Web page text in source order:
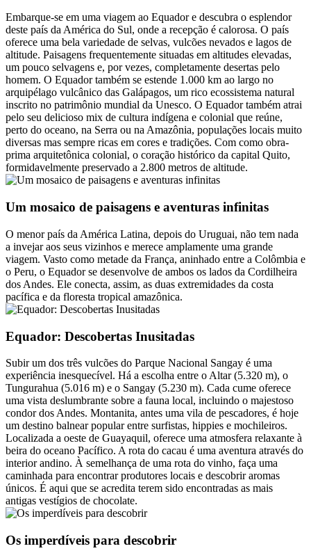
Embarque-se em uma viagem ao Equador e descubra o esplendor
deste país da América do Sul, onde a recepção é calorosa. O país
oferece uma bela variedade de selvas, vulcões nevados e lagos de
altitude. Paisagens frequentemente situadas em altitudes elevadas,
um pouco selvagens e, por vezes, completamente desertas pelo
homem. O Equador também se estende 1.000 km ao largo no
arquipélago vulcânico das Galápagos, um rico ecossistema natural
inscrito no patrimônio mundial da Unesco. O Equador também atrai
pelo seu delicioso mix de cultura indígena e colonial que reúne,
perto do oceano, na Serra ou na Amazônia, populações locais muito
diversas mas sempre ricas em cores e tradições. Com como obra-
prima arquitetônica colonial, o coração histórico da capital Quito,
formidavelmente preservado a 2.800 metros de altitude.
Um mosaico de paisagens e aventuras infinitas
O menor país da América Latina, depois do Uruguai, não tem nada
a invejar aos seus vizinhos e merece amplamente uma grande
viagem. Vasto como metade da França, aninhado entre a Colômbia e
o Peru, o Equador se desenvolve de ambos os lados da Cordilheira
dos Andes. Ele conecta, assim, as duas extremidades da costa
pacífica e da floresta tropical amazônica.
Equador: Descobertas Inusitadas
Subir um dos três vulcões do Parque Nacional Sangay é uma
experiência inesquecível. Há a escolha entre o Altar (5.320 m), o
Tungurahua (5.016 m) e o Sangay (5.230 m). Cada cume oferece
uma vista deslumbrante sobre a fauna local, incluindo o majestoso
condor dos Andes. Montanita, antes uma vila de pescadores, é hoje
um destino balnear popular entre surfistas, hippies e mochileiros.
Localizada a oeste de Guayaquil, oferece uma atmosfera relaxante à
beira do oceano Pacífico. A rota do cacau é uma aventura através do
interior andino. À semelhança de uma rota do vinho, faça uma
caminhada para encontrar produtores locais e descobrir aromas
únicos. É aqui que se acredita terem sido encontradas as mais
antigas vestígios de chocolate.
Os imperdíveis para descobrir